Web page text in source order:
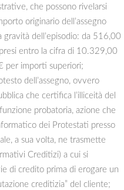
che possono rivelarsi
originario dell’assegno
gravità dell’episodio: da 516,00
entro la cifra di 10.329,00
per importi superiori;
dell’assegno, ovvero
che certifica l’illiceità del
probatoria, azione che
dei Protestati presso
a sua volta, ne trasmette
Creditizi) a cui si
di credito prima di erogare un
creditizia” del cliente;